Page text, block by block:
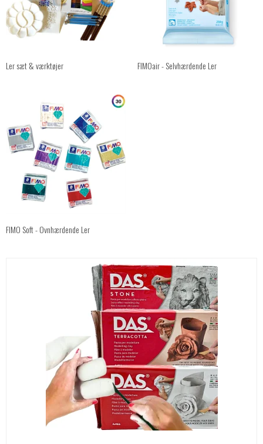
Ler sæt & værktøjer FIMOair - Selvhærdende Ler
FIMO Soft - Ovnhærdende Ler